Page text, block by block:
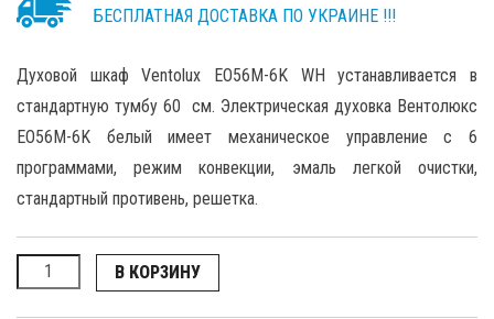
БЕСПЛАТНАЯ ДОСТАВКА ПО УКРАИНЕ !!!
Духовой шкаф Ventolux EO56M-6K WH устанавливается в
стандартную тумбу 60 см. Электрическая духовка Вентолюкс
EO56M-6K белый имеет механическое управление с 6
программами, режим конвекции, эмаль легкой очистки,
стандартный противень, решетка.
Количество В КОРЗИНУ